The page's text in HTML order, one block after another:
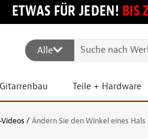
ETWAS FÜR JEDEN! BIS
Alle
Teile + Hardware
Ändern Sie den Winkel eines